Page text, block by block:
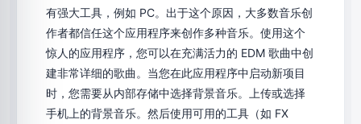
有强大工具，例如 PC。出于这个原因，大多数音乐创
作者都信任这个应用程序来创作多种音乐。使用这个
惊人的应用程序，您可以在充满活力的 EDM 歌曲中创
建非常详细的歌曲。当您在此应用程序中启动新项目
时，您需要从内部存储中选择背景音乐。上传或选择
手机上的背景音乐。然后使用可用的工具（如 FX